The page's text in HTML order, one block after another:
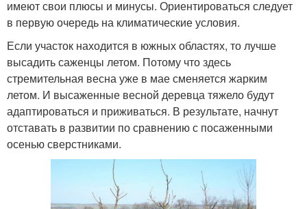
имеют свои плюсы и минусы. Ориентироваться следует
в первую очередь на климатические условия.
Если участок находится в южных областях, то лучше
высадить саженцы летом. Потому что здесь
стремительная весна уже в мае сменяется жарким
летом. И высаженные весной деревца тяжело будут
адаптироваться и приживаться. В результате, начнут
отставать в развитии по сравнению с посаженными
осенью сверстниками.